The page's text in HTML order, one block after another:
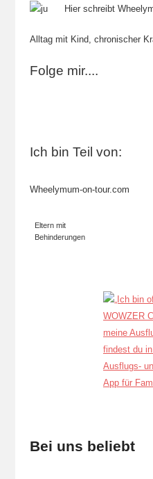
Hier schreibt
Alltag mit Kind, chronischer
Folge mir....
Ich bin Teil von:
Wheelymum-on-tour.com
Eltern mit
Behinderungen
Bei uns beliebt